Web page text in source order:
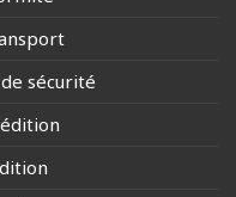
sécurité